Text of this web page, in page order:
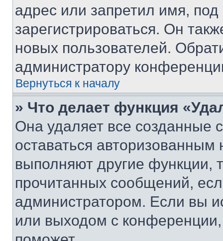
адрес или запретил имя,
зарегистрироваться. Он
новых пользователей.
администратору
Вернуться к началу
» Что делает функция
Она удаляет все созданные
оставаться
выполняют другие функции,
прочитанных сообщений,
администратором. Если вы
или выходом с